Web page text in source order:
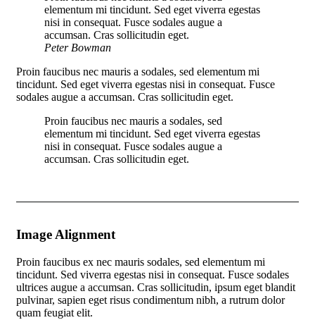
elementum mi tincidunt. Sed eget viverra egestas
nisi in consequat. Fusce sodales augue a
accumsan. Cras sollicitudin eget.
Peter Bowman
Proin faucibus nec mauris a sodales, sed elementum mi
tincidunt. Sed eget viverra egestas nisi in consequat. Fusce
sodales augue a accumsan. Cras sollicitudin eget.
Proin faucibus nec mauris a sodales, sed
elementum mi tincidunt. Sed eget viverra egestas
nisi in consequat. Fusce sodales augue a
accumsan. Cras sollicitudin eget.
Image Alignment
Proin faucibus ex nec mauris sodales, sed elementum mi
tincidunt. Sed viverra egestas nisi in consequat. Fusce sodales
ultrices augue a accumsan. Cras sollicitudin, ipsum eget blandit
pulvinar, sapien eget risus condimentum nibh, a rutrum dolor
quam feugiat elit.